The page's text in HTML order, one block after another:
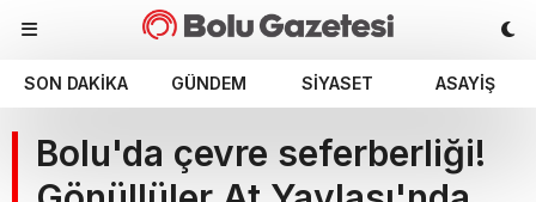
SON DAKIKA GÜNDEM SIYASET ASAYIŞ
Bolu'da çevre seferberliği!